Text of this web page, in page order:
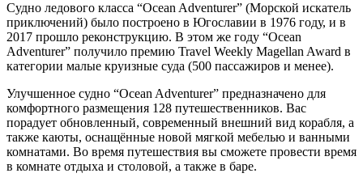
Судно ледового класса “Ocean Adventurer” (Морской искатель
приключений) было построено в Югославии в 1976 году, и в
2017 прошло реконструкцию. В этом же году “Ocean
Adventurer” получило премию Travel Weekly Magellan Award в
категории малые круизные суда (500 пассажиров и менее).
Улучшенное судно “Ocean Adventurer” предназначено для
комфортного размещения 128 путешественников. Вас
порадует обновленный, современный внешний вид корабля, а
также каюты, оснащённые новой мягкой мебелью и ванными
комнатами. Во время путешествия вы сможете провести время
в комнате отдыха и столовой, а также в баре.